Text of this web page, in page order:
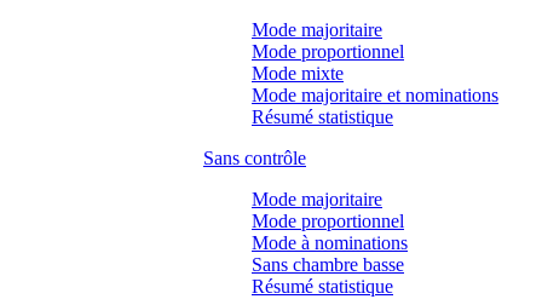
Mode majoritaire
Mode proportionnel
Mode mixte
Mode majoritaire et nominations
Résumé statistique
Sans contrôle
Mode majoritaire
Mode proportionnel
Mode à nominations
Sans chambre basse
Résumé statistique